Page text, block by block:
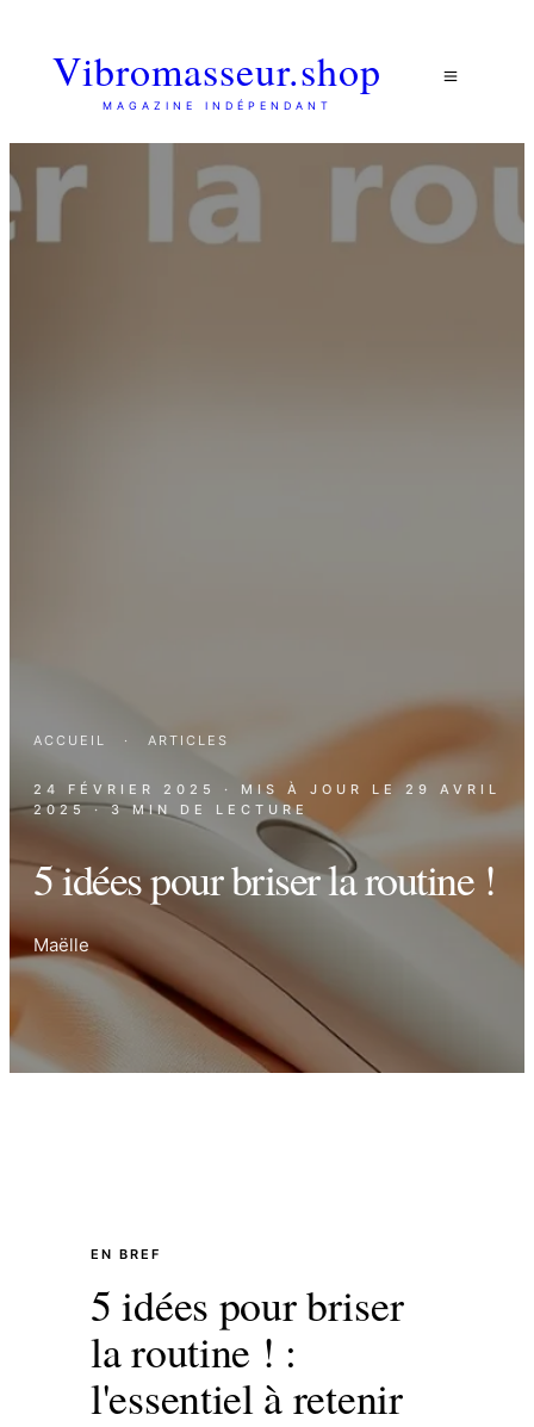
Vibromasseur.shop
MAGAZINE INDÉPENDANT
ACCUEIL · ARTICLES
24 FÉVRIER 2025 · MIS À JOUR LE 29 AVRIL
2025 · 3 MIN DE LECTURE
5 idées pour briser la routine !
Maëlle
EN BREF
5 idées pour briser
la routine ! :
l'essentiel à retenir